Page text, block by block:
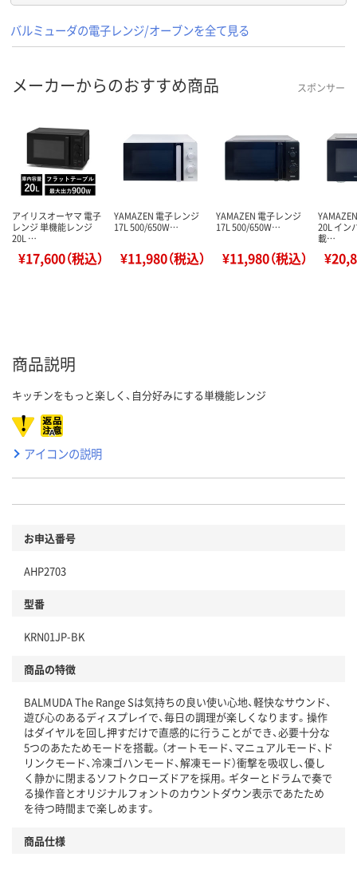
バルミューダの電子レンジ/オーブンを全て見る
メーカーからのおすすめ商品 スポンサー
アイリスオーヤマ 電子
レンジ 単機能レンジ
20L …
¥17,600（税込）
YAMAZEN 電子レンジ
17L 500/650W…
¥11,980（税込）
YAMAZEN 電子レンジ
17L 500/650W…
¥11,980（税込）
20L イン
載…
商品説明
キッチンをもっと楽しく、自分好みにする単機能レンジ
アイコンの説明
お申込番号
AHP2703
型番
KRN01JP-BK
商品の特徴
BALMUDA The Range Sは気持ちの良い使い心地、軽快なサウンド、
遊び心のあるディスプレイで、毎日の調理が楽しくなります。操作
はダイヤルを回し押すだけで直感的に行うことができ、必要十分な
5つのあたためモードを搭載。（オートモード、マニュアルモード、ド
リンクモード、冷凍ゴハンモード、解凍モード）衝撃を吸収し、優し
く静かに閉まるソフトクローズドアを採用。ギターとドラムで奏で
る操作音とオリジナルフォントのカウントダウン表示であたため
を待つ時間まで楽しめます。
商品仕様